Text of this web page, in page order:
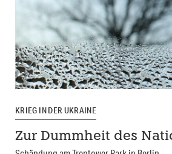
KRIEG IN DER UKRAINE
Zur Dummheit des